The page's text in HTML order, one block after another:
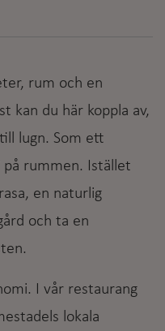
rum och en
kan du här koppla av,
lugn. Som ett
rummen. Istället
en naturlig
och ta en
I vår restaurang
lokala